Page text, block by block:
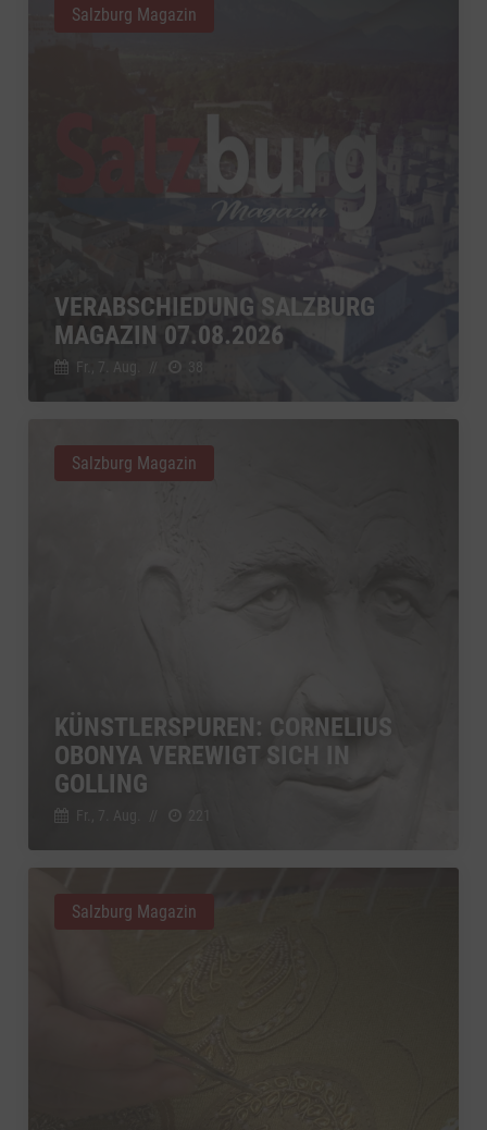
VERABSCHIEDUNG SALZBURG
MAGAZIN 07.08.2026
Fr., 7. Aug. 38
Salzburg Magazin
KÜNSTLERSPUREN: CORNELIUS
OBONYA VEREWIGT SICH IN
GOLLING
Salzburg Magazin
Salzburg Magazin